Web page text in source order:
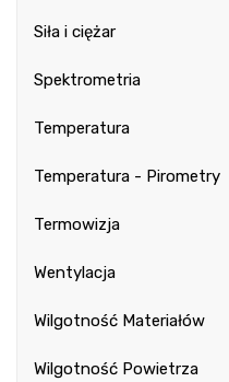
Siła i ciężar
Spektrometria
Temperatura
Temperatura - Pirometry
Termowizja
Wentylacja
Wilgotność Materiałów
Wilgotność Powietrza